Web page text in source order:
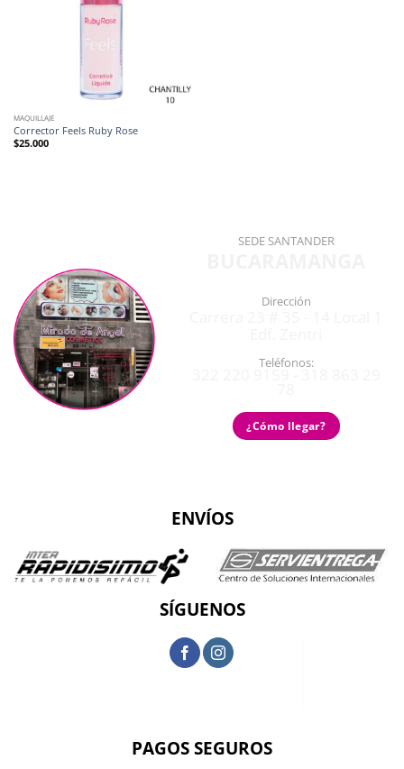
MAQUILLAJE
Corrector Feels Ruby Rose
$25.000
SEDE SANTANDER
Dirección
Teléfonos:
¿Cómo llegar?
ENVÍOS
SÍGUENOS
PAGOS SEGUROS